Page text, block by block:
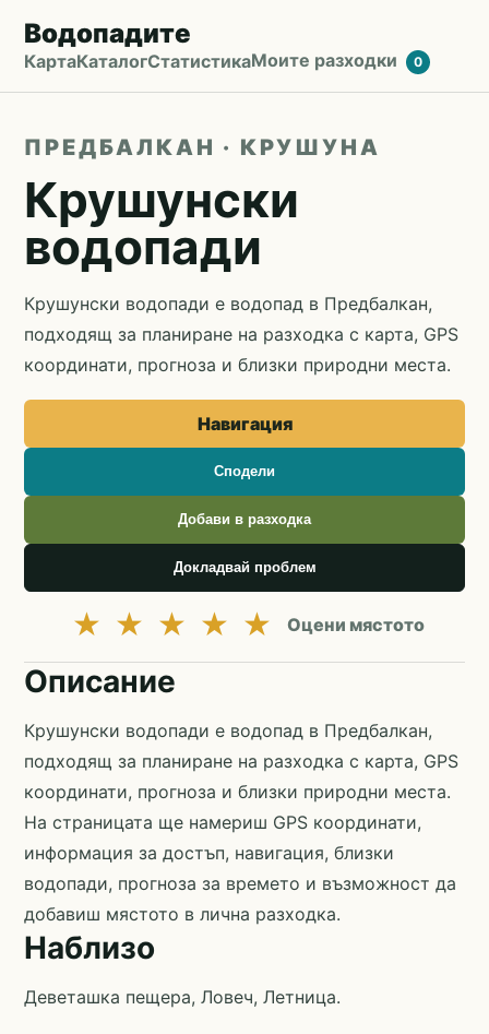
Водопадите
КартаКаталогСтатистикаМоите разходки 0
ПРЕДБАЛКАН · КРУШУНА
Крушунски
водопади
Крушунски водопади е водопад в Предбалкан,
подходящ за планиране на разходка с карта, GPS
координати, прогноза и близки природни места.
Навигация
Сподели
Добави в разходка
Докладвай проблем
★ ★ ★ ★ ★ Оцени мястото
Описание
Крушунски водопади е водопад в Предбалкан,
подходящ за планиране на разходка с карта, GPS
координати, прогноза и близки природни места.
На страницата ще намериш GPS координати,
информация за достъп, навигация, близки
водопади, прогноза за времето и възможност да
добавиш мястото в лична разходка.
Наблизо
Деветашка пещера, Ловеч, Летница.